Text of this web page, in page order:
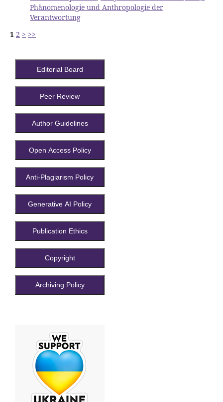
Phänomenologie und Anthropologie der
Verantwortung
1 2 > >>